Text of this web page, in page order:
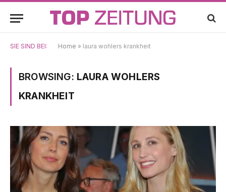
SIE SIND BEI: Home » laura wohlers krankheit
BROWSING: LAURA WOHLERS
KRANKHEIT